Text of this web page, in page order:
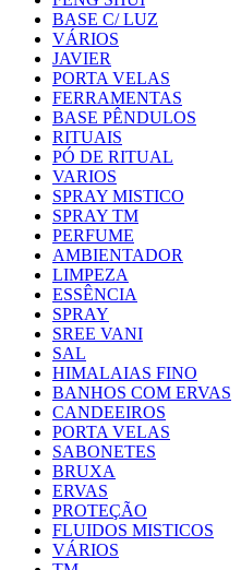
BASE C/ LUZ
VÁRIOS
JAVIER
PORTA VELAS
FERRAMENTAS
BASE PÊNDULOS
RITUAIS
PÓ DE RITUAL
VARIOS
SPRAY MISTICO
SPRAY TM
PERFUME
AMBIENTADOR
LIMPEZA
ESSÊNCIA
SPRAY
SREE VANI
SAL
HIMALAIAS FINO
BANHOS COM ERVAS
CANDEEIROS
PORTA VELAS
SABONETES
BRUXA
ERVAS
PROTEÇÃO
FLUIDOS MISTICOS
VÁRIOS